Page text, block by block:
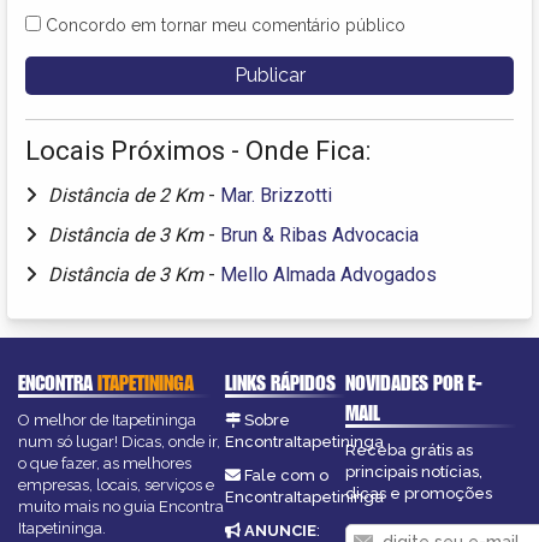
Concordo em tornar meu comentário público
Locais Próximos - Onde Fica:
Distância de 2 Km - Mar. Brizzotti
Distância de 3 Km - Brun & Ribas Advocacia
Distância de 3 Km - Mello Almada Advogados
ENCONTRAITAPETININGA
O melhor de Itapetininga
num só lugar! Dicas, onde ir,
o que fazer, as melhores
empresas, locais, serviços e
muito mais no guia Encontra
Itapetininga.
LINKS RÁPIDOS
Sobre
EncontraItapetininga
Fale com o
EncontraItapetininga
ANUNCIE:
NOVIDADES POR E-
MAIL
Receba grátis as
principais notícias,
dicas e promoções